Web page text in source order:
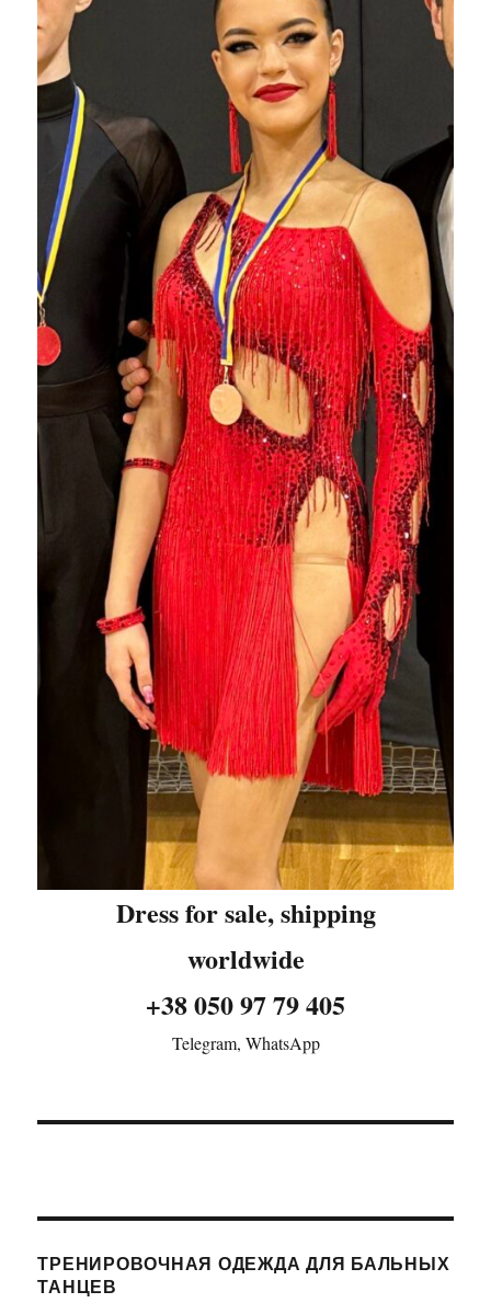
Dress for sale, shipping
worldwide
+38 050 97 79 405
Telegram, WhatsApp
ТРЕНИРОВОЧНАЯ ОДЕЖДА ДЛЯ БАЛЬНЫХ
ТАНЦЕВ